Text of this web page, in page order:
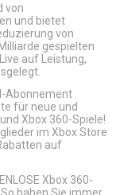
von
und bietet
von
gespielten
auf Leistung,
Abonnement
für neue und
Xbox 360-Spiele!
im Xbox Store
auf
Xbox 360-